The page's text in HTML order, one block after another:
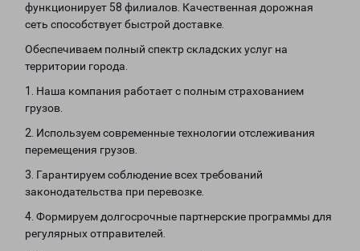
функционирует 58 филиалов. Качественная дорожная
сеть способствует быстрой доставке.
Обеспечиваем полный спектр складских услуг на
территории города.
1. Наша компания работает с полным страхованием
грузов.
2. Используем современные технологии отслеживания
перемещения грузов.
3. Гарантируем соблюдение всех требований
законодательства при перевозке.
4. Формируем долгосрочные партнерские программы для
регулярных отправителей.